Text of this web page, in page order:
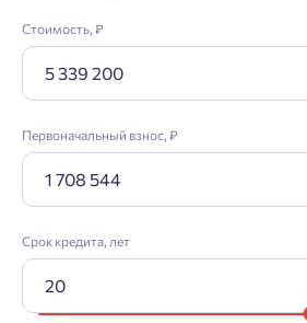
Стоимость, ₽
Первоначальный взнос, ₽
Срок кредита, лет